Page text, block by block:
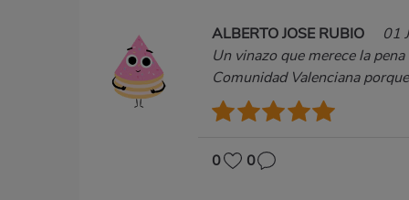
ALBERTO JOSE RUBIO
01
Un vinazo que merece la
Comunidad Valenciana
0 0